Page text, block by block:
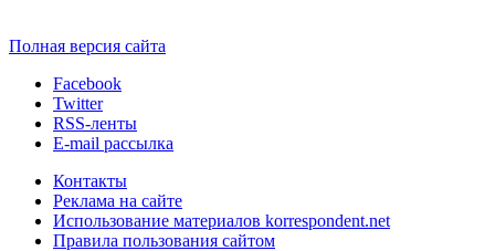
Полная версия сайта
Facebook
Twitter
RSS-ленты
E-mail рассылка
Контакты
Реклама на сайте
Использование материалов korrespondent.net
Правила пользования сайтом